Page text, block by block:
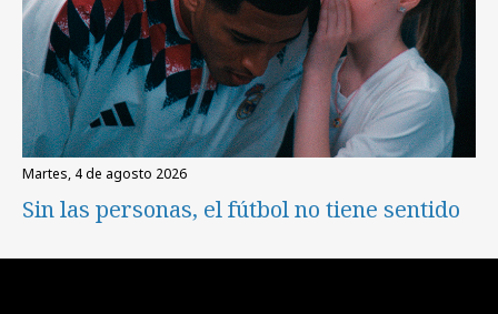
martes, 4 de agosto 2026
Sin las personas, el fútbol no tiene sentido